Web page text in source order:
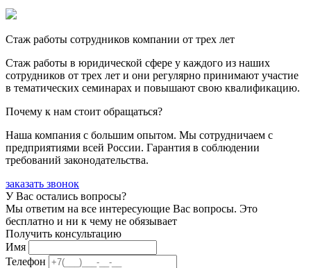
Стаж работы сотрудников компании от трех лет
Стаж работы в юридической сфере у каждого из наших
сотрудников от трех лет и они регулярно принимают участие
в тематических семинарах и повышают свою квалификацию.
Почему к нам стоит обращаться?
Наша компания с большим опытом. Мы сотрудничаем с
предприятиями всей России. Гарантия в соблюдении
требований законодательства.
заказать звонок
У Вас остались вопросы?
Мы ответим на все интересующие Вас вопросы. Это
бесплатно и ни к чему не обязывает
Получить консультацию
Имя
Телефон